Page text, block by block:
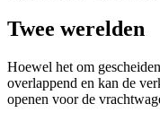
Twee werelden
Hoewel het om
overlappend en kan de
openen voor de